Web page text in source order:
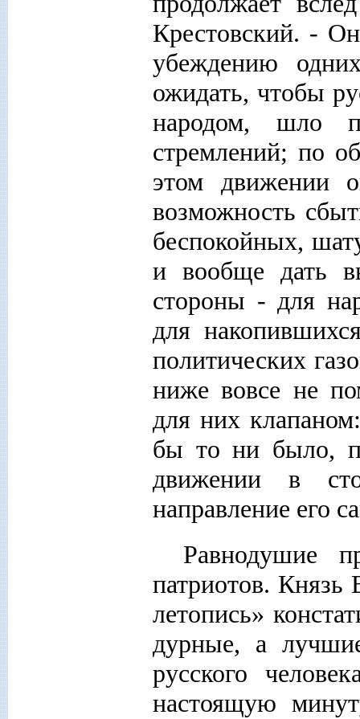
Крестовский. -
убеждению
ожидать, чтобы
народом, шло
стремлений; по
этом движении
возможность
беспокойных,
и вообще дать
стороны - для
для
политических
ниже вовсе не
для них
бы то ни было,
движении в
направление его
Равнодушие
патриотов.
летопись»
дурные, а
русского
настоящую